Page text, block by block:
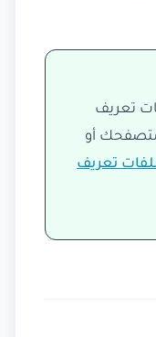
تعريف
متصفحك أو
تعريف